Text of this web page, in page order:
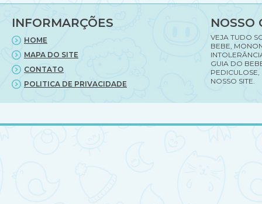
INFORMARÇÕES
HOME
MAPA DO SITE
CONTATO
POLITICA DE PRIVACIDADE
NOSSO
VEJA TUDO
BEBE,
GUIA DO
PEDICULOSE,
NOSSO SITE.